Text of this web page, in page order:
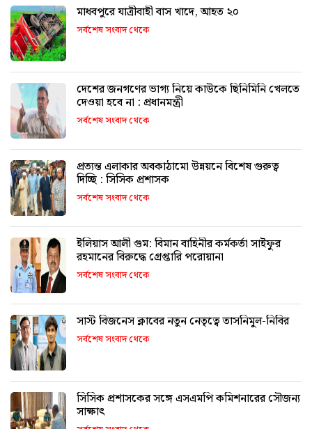
মাধবপুরে যাত্রীবাহী বাস খাদে, আহত ২০
সর্বশেষ সংবাদ থেকে
দেশের জনগণের ভাগ্য নিয়ে কাউকে ছিনিমিনি খেলতে
দেওয়া হবে না : প্রধানমন্ত্রী
সর্বশেষ সংবাদ থেকে
প্রত্যন্ত এলাকার অবকাঠামো উন্নয়নে বিশেষ গুরুত্ব
দিচ্ছি : সিসিক প্রশাসক
সর্বশেষ সংবাদ থেকে
ইলিয়াস আলী গুম: বিমান বাহিনীর কর্মকর্তা সাইফুর
রহমানের বিরুদ্ধে গ্রেপ্তারি পরোয়ানা
সর্বশেষ সংবাদ থেকে
সাস্ট বিজনেস ক্লাবের নতুন নেতৃত্বে তাসনিমুল-নিবির
সর্বশেষ সংবাদ থেকে
সিসিক প্রশাসকের সঙ্গে এসএমপি কমিশনারের সৌজন্য
সাক্ষাৎ